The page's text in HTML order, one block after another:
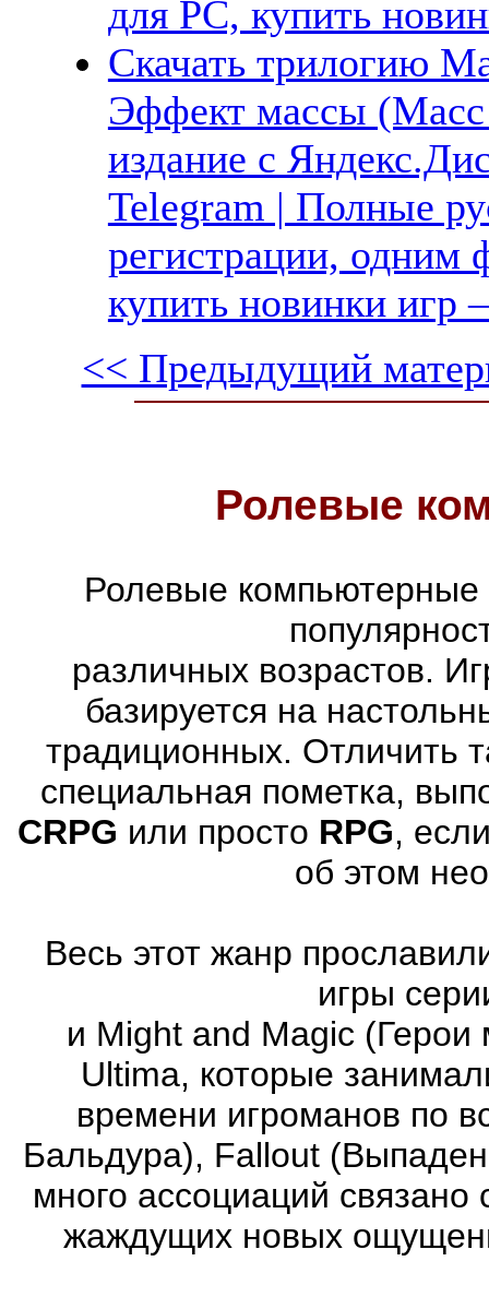
для PC, купить
Скачать трилогию
Эффект массы
издание с
Telegram | Полные
регистрации, одним
купить новинки
<< Предыдущий
Ролевые
Ролевые компьютерные
различных возрастов.
базируется на
традиционных. Отличить
специальная пометка,
CRPG или просто RPG,
об этом
Весь этот жанр
игры
и Might and Magic
Ultima, которые
времени игроманов по
Бальдура), Fallout
много ассоциаций
жаждущих новых